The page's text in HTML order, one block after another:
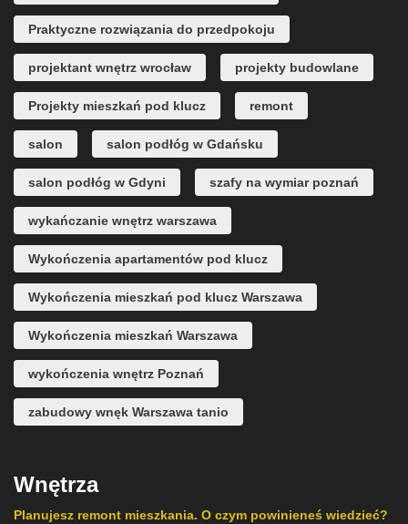
Praktyczne rozwiązania do przedpokoju
projektant wnętrz wrocław projekty budowlane
Projekty mieszkań pod klucz remont
salon salon podłóg w Gdańsku
salon podłóg w Gdyni szafy na wymiar poznań
wykańczanie wnętrz warszawa
Wykończenia apartamentów pod klucz
Wykończenia mieszkań pod klucz Warszawa
Wykończenia mieszkań Warszawa
wykończenia wnętrz Poznań
zabudowy wnęk Warszawa tanio
Wnętrza
Planujesz remont mieszkania. O czym powinieneś wiedzieć?